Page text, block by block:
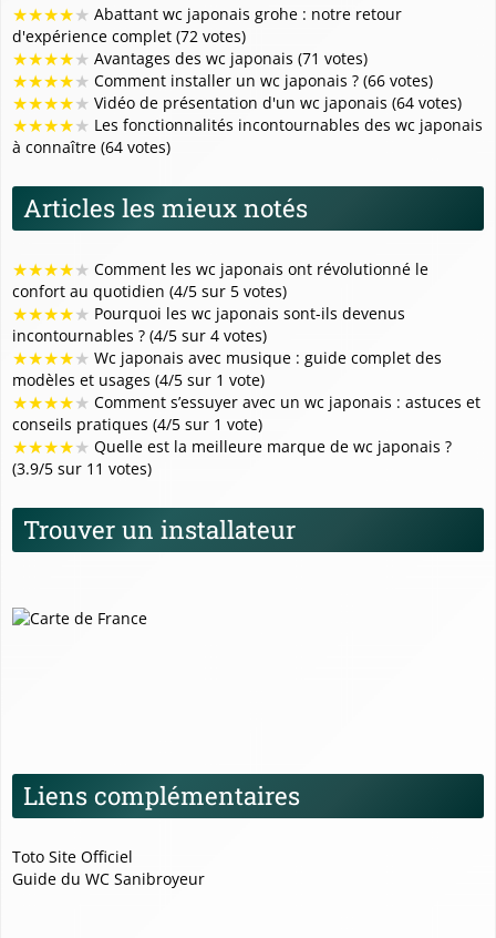
★★★★★ Abattant wc japonais grohe : notre retour
d'expérience complet (72 votes)
★★★★★ Avantages des wc japonais (71 votes)
★★★★★ Comment installer un wc japonais ? (66 votes)
★★★★★ Vidéo de présentation d'un wc japonais (64 votes)
★★★★★ Les fonctionnalités incontournables des wc japonais
à connaître (64 votes)
Articles les mieux notés
★★★★★ Comment les wc japonais ont révolutionné le
confort au quotidien (4/5 sur 5 votes)
★★★★★ Pourquoi les wc japonais sont-ils devenus
incontournables ? (4/5 sur 4 votes)
★★★★★ Wc japonais avec musique : guide complet des
modèles et usages (4/5 sur 1 vote)
★★★★★ Comment s’essuyer avec un wc japonais : astuces et
conseils pratiques (4/5 sur 1 vote)
★★★★★ Quelle est la meilleure marque de wc japonais ?
(3.9/5 sur 11 votes)
Trouver un installateur
Liens complémentaires
Toto Site Officiel
Guide du WC Sanibroyeur